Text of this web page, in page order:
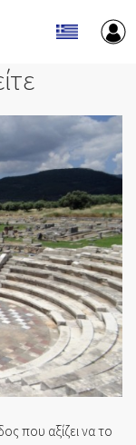
που αξίζει να το